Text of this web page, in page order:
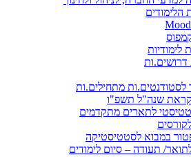
הלימודים
לימודיות
דרושים.ות
לסטודנטים.ות מתחילים.ות
שנה"ל תשפ"ו
לתארים מתקדמים
במבוא לסטטיסטיקה
תעודה – סיום לימודים